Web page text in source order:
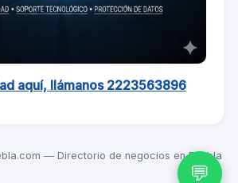
aquí, llámanos 2223563896
— Directorio de negocios en Puebla
💬